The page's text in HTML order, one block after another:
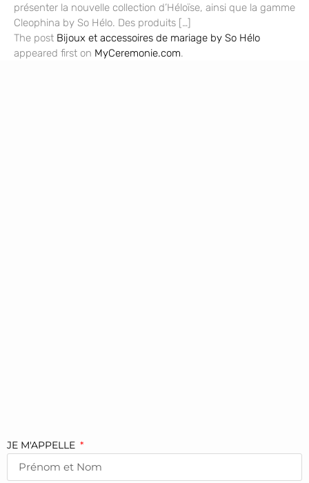
présenter la nouvelle collection d’Héloïse, ainsi que la gamme
Cleophina by So Hélo. Des produits […]
The post Bijoux et accessoires de mariage by So Hélo
appeared first on MyCeremonie.com.
JE M'APPELLE